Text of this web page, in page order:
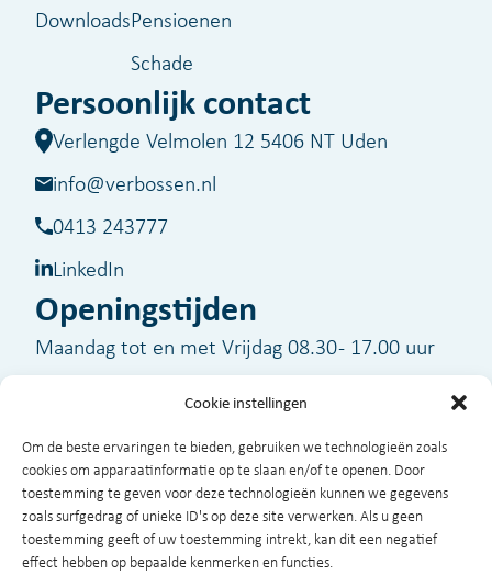
Cookie instellingen
Om de beste ervaringen te bieden, gebruiken we technologieën zoals
cookies om apparaatinformatie op te slaan en/of te openen. Door
toestemming te geven voor deze technologieën kunnen we gegevens
zoals surfgedrag of unieke ID's op deze site verwerken. Als u geen
toestemming geeft of uw toestemming intrekt, kan dit een negatief
effect hebben op bepaalde kenmerken en functies.
DownloadsPensioenen
Schade
Persoonlijk contact
Verlengde Velmolen 12 5406 NT Uden
info@verbossen.nl
0413 243777
LinkedIn
Openingstijden
Maandag tot en met Vrijdag 08.30 - 17.00 uur
Buiten kantooruren zijn wij voor spoedgevallen
bereikbaar op telefoonnummer06-51329320
©2026 Verbossen